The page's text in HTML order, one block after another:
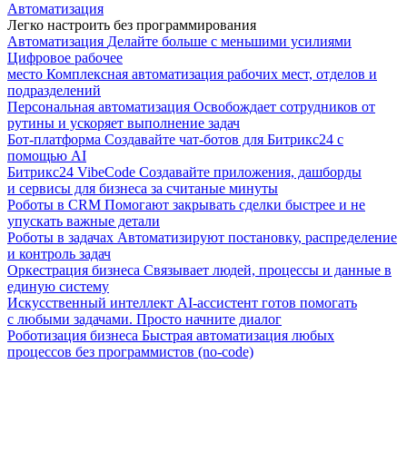
Автоматизация
Легко настроить без программирования
Автоматизация Делайте больше с меньшими усилиями
Цифровое рабочее
место Комплексная автоматизация рабочих мест, отделов и
подразделений
Персональная автоматизация Освобождает сотрудников от
рутины и ускоряет выполнение задач
Бот-платформа Создавайте чат-ботов для Битрикс24 с
помощью AI
Битрикс24 VibeCode Создавайте приложения, дашборды
и сервисы для бизнеса за считаные минуты
Роботы в CRM Помогают закрывать сделки быстрее и не
упускать важные детали
Роботы в задачах Автоматизируют постановку, распределение
и контроль задач
Оркестрация бизнеса Связывает людей, процессы и данные в
единую систему
Искусственный интеллект AI-ассистент готов помогать
с любыми задачами. Просто начните диалог
Роботизация бизнеса Быстрая автоматизация любых
процессов без программистов (no-code)